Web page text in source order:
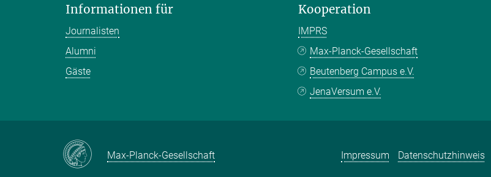
Informationen für
Journalisten
Alumni
Gäste
Kooperation
IMPRS
Max-Planck-Gesellschaft
Beutenberg Campus e.V.
JenaVersum e.V.
Max-Planck-Gesellschaft Impressum Datenschutzhinweis